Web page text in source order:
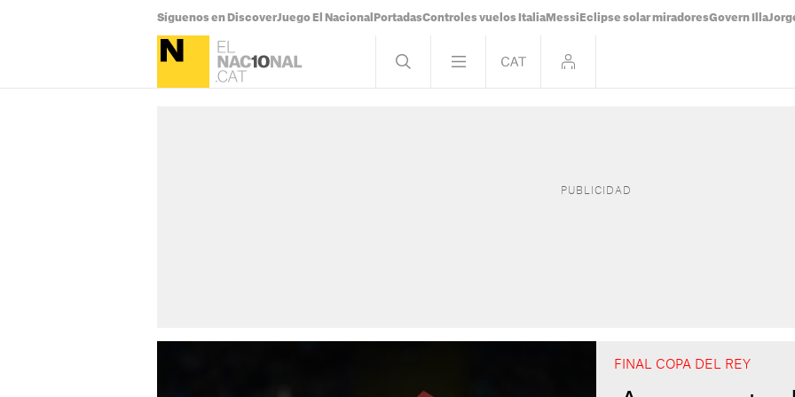
Síguenos en DiscoverJuego El Nacional PortadasControles vuelos Italia Messi Eclipse solar miradoresGovern Illa
FINAL COPA DEL REY